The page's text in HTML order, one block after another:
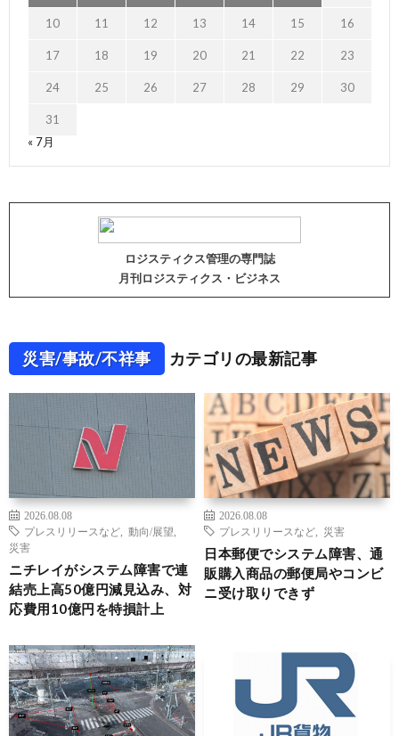
10 11 12 13 14 15 16
17 18 19 20 21 22 23
24 25 26 27 28 29 30
31
« 7月
ロジスティクス管理の専門誌
月刊ロジスティクス・ビジネス
災害/事故/不祥事 カテゴリの最新記事
2026.08.08
プレスリリースなど
動向/展望
災害
ニチレイがシステム障害で連
結売上高50億円減見込み、対
応費用10億円を特損計上
2026.08.08
プレスリリースなど
災害
日本郵便でシステム障害、通
販購入商品の郵便局やコンビ
ニ受け取りできず